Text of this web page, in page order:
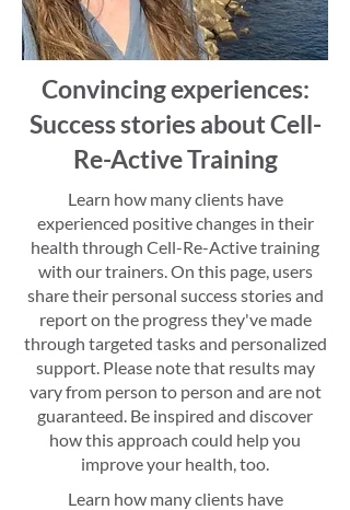
Convincing experiences:
Success stories about Cell-
Re-Active Training
Learn how many clients have
experienced positive changes in their
health through Cell-Re-Active training
with our trainers. On this page, users
share their personal success stories and
report on the progress they've made
through targeted tasks and personalized
support. Please note that results may
vary from person to person and are not
guaranteed. Be inspired and discover
how this approach could help you
improve your health, too.
Learn how many clients have